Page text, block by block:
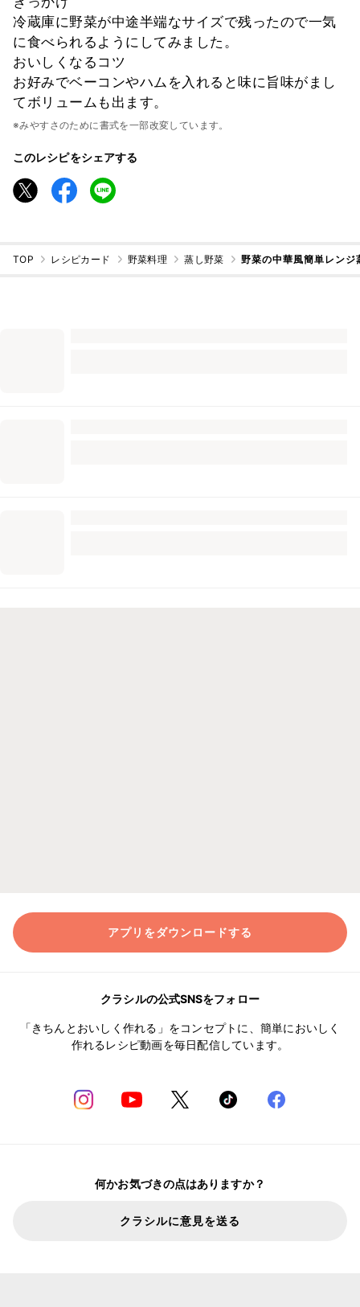
冷蔵庫に野菜が中途半端なサイズで残ったので一気
に食べられるようにしてみました。
おいしくなるコツ
お好みでベーコンやハムを入れると味に旨味がまし
てボリュームも出ます。
※みやすさのために書式を一部改変しています。
このレシピをシェアする
TOP レシピカード 野菜料理 蒸し野菜 野菜の中華風簡単レン
アプリをダウンロードする
クラシルの公式SNSをフォロー
「きちんとおいしく作れる」をコンセプトに、簡単においしく
作れるレシピ動画を毎日配信しています。
何かお気づきの点はありますか？
クラシルに意見を送る